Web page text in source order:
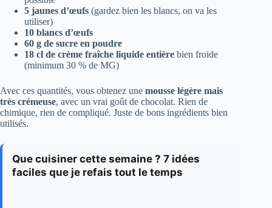
5 jaunes d’œufs (gardez bien les blancs, on va les
utiliser)
10 blancs d’œufs
60 g de sucre en poudre
18 cl de crème fraîche liquide entière bien froide
(minimum 30 % de MG)
Avec ces quantités, vous obtenez une mousse légère mais
très crémeuse, avec un vrai goût de chocolat. Rien de
chimique, rien de compliqué. Juste de bons ingrédients bien
utilisés.
Que cuisiner cette semaine ? 7 idées
faciles que je refais tout le temps